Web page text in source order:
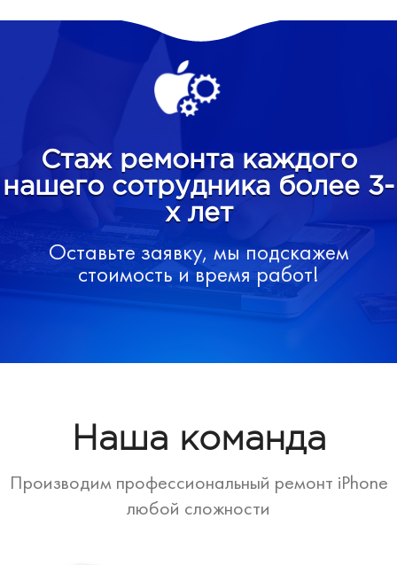
Стаж ремонта каждого
нашего сотрудника более 3-
х лет
Оставьте заявку, мы подскажем
стоимость и время работ!
Наша команда
Производим профессиональный ремонт iPhone
любой сложности